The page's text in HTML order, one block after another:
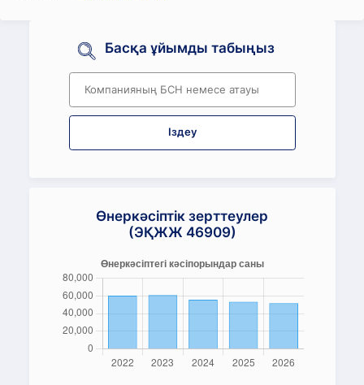
Басқа ұйымды табыңыз
Іздеу
Өнеркәсіптік зерттеулер
(ЭҚЖЖ 46909)